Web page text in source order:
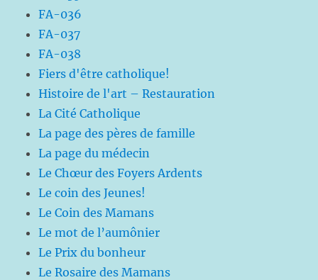
FA-036
FA-037
FA-038
Fiers d'être catholique!
Histoire de l'art – Restauration
La Cité Catholique
La page des pères de famille
La page du médecin
Le Chœur des Foyers Ardents
Le coin des Jeunes!
Le Coin des Mamans
Le mot de l’aumônier
Le Prix du bonheur
Le Rosaire des Mamans